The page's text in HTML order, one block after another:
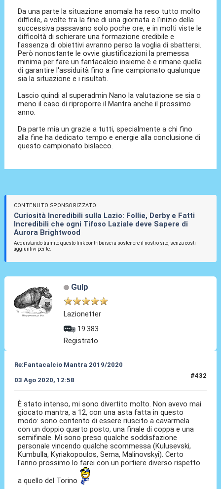
Da una parte la situazione anomala ha reso tutto molto
difficile, a volte tra la fine di una giornata e l'inizio della
successiva passavano solo poche ore, e in molti viste le
difficoltà di schierare una formazione credibile e
l'assenza di obiettivi avranno perso la voglia di sbattersi.
Però nonostante le ovvie giustificazioni la premessa
minima per fare un fantacalcio insieme è e rimane quella
di garantire l'assiduità fino a fine campionato qualunque
sia la situazione e i risultati.
Lascio quindi al superadmin Nano la valutazione se sia o
meno il caso di riproporre il Mantra anche il prossimo
anno.
Da parte mia un grazie a tutti, specialmente a chi fino
alla fine ha dedicato tempo e energie alla conclusione di
questo campionato bislacco.
CONTENUTO SPONSORIZZATO
Curiosità Incredibili sulla Lazio: Follie, Derby e Fatti
Incredibili che ogni Tifoso Laziale deve Sapere di
Aurora Brightwood
Acquistando tramite questo link contribuisci a sostenere il nostro sito, senza costi
aggiuntivi per te.
Gulp
Lazionetter
19.383
Registrato
Re:Fantacalcio Mantra 2019/2020
03 Ago 2020, 12:58
#432
È stato intenso, mi sono divertito molto. Non avevo mai
giocato mantra, a 12, con una asta fatta in questo
modo: sono contento di essere riuscito a cavarmela
con un doppio quarto posto, una finale di coppa e una
semifinale. Mi sono preso qualche soddisfazione
personale vincendo qualche scommessa (Kulusevski,
Kumbulla, Kyriakopoulos, Sema, Malinovskyi). Certo
l'anno prossimo lo farei con un portiere diverso rispetto
a quello del Torino